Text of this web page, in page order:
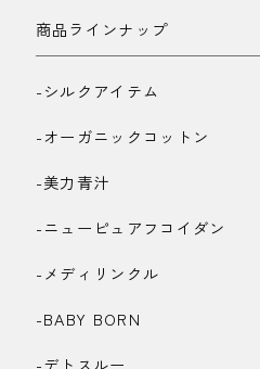
商品ラインナップ
-シルクアイテム
-オーガニックコットン
-美力青汁
-ニューピュアフコイダン
-メディリンクル
-BABY BORN
-デトスルー